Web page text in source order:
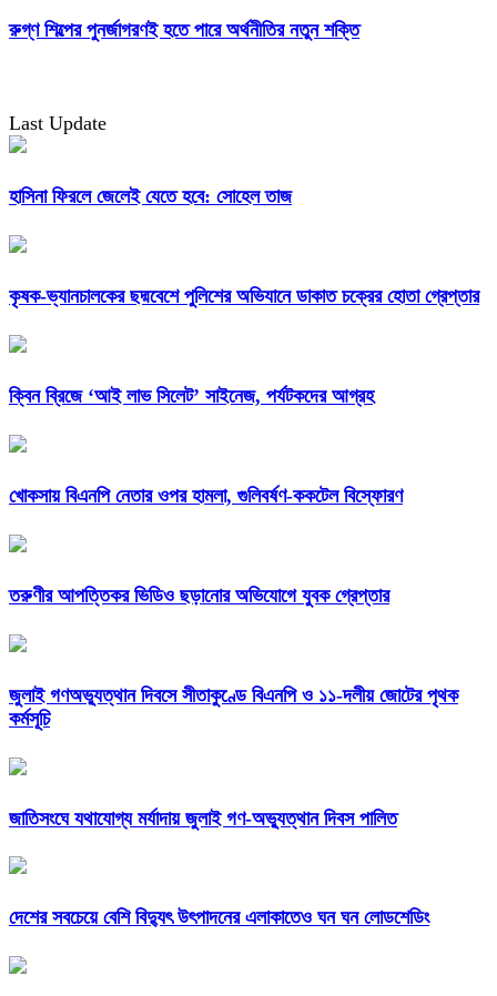
রুগ্ণ শিল্পের পুনর্জাগরণই হতে পারে অর্থনীতির নতুন শক্তি
Last Update
হাসিনা ফিরলে জেলেই যেতে হবে: সোহেল তাজ
কৃষক-ভ্যানচালকের ছদ্মবেশে পুলিশের অভিযানে ডাকাত চক্রের হোতা গ্রেপ্তার
ক্বিন ব্রিজে ‘আই লাভ সিলেট’ সাইনেজ, পর্যটকদের আগ্রহ
খোকসায় বিএনপি নেতার ওপর হামলা, গুলিবর্ষণ-ককটেল বিস্ফোরণ
তরুণীর আপত্তিকর ভিডিও ছড়ানোর অভিযোগে যুবক গ্রেপ্তার
জুলাই গণঅভ্যুত্থান দিবসে সীতাকুণ্ডে বিএনপি ও ১১-দলীয় জোটের পৃথক
কর্মসূচি
জাতিসংঘে যথাযোগ্য মর্যাদায় জুলাই গণ-অভ্যুত্থান দিবস পালিত
দেশের সবচেয়ে বেশি বিদ্যুৎ উৎপাদনের এলাকাতেও ঘন ঘন লোডশেডিং